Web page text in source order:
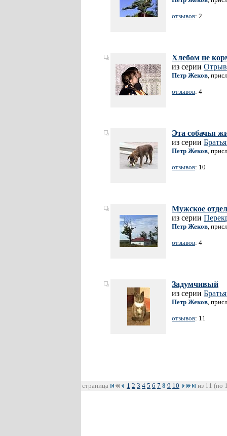
отзывов: 2
Хлебом не
из серии
Петр Жеков,
отзывов: 4
Эта собачья
из серии
Петр Жеков,
отзывов: 10
Мужское
из серии
Петр Жеков,
отзывов: 4
Задумчивый
из серии
Петр Жеков,
отзывов: 11
страница 1 2 3 4 5 6 7 8 9 10 из 11 (по